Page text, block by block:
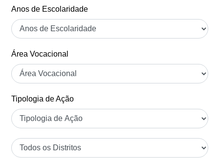
Anos de Escolaridade
Área Vocacional
Tipologia de Ação